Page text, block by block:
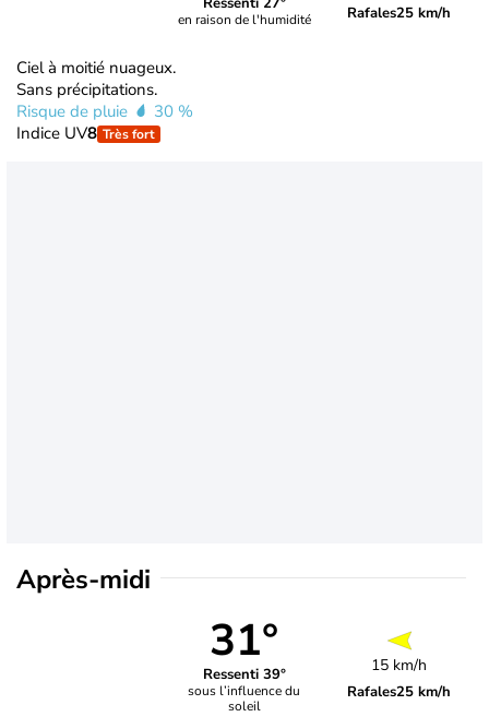
en raison de l'humidité Rafales25 km/h
Ciel à moitié nuageux.
Sans précipitations.
Risque de pluie
30 %
Indice UV8 Très fort
Après-midi
31°
Ressenti 39°
sous l’influence du
soleil
15 km/h
Rafales25 km/h